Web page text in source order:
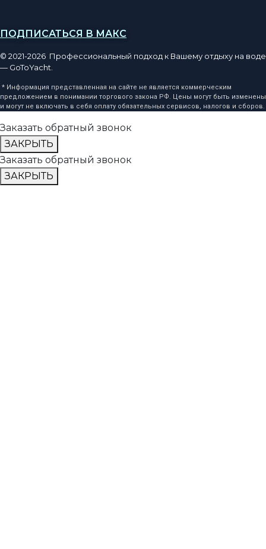
ПОДПИСАТЬСЯ В МАКС
© 2021-2026 Профессиональный подход к Вашему отдыху на воде
— GoToYacht.
* Информация представленная на сайте не является коммерческим
предложением в понимании торгового закона РФ. Цены могут быть изменены
и могут не включать в себя оплату обязательных сервисов, налогов и сборов.
Заказать обратный звонок
ЗАКРЫТЬ
Заказать обратный звонок
ЗАКРЫТЬ